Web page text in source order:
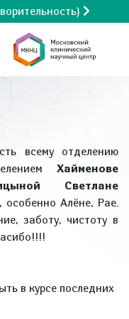
всему отделению
Хайменове
Светлане
особенно Алёне, Рае.
заботу, чистоту в
в курсе последних